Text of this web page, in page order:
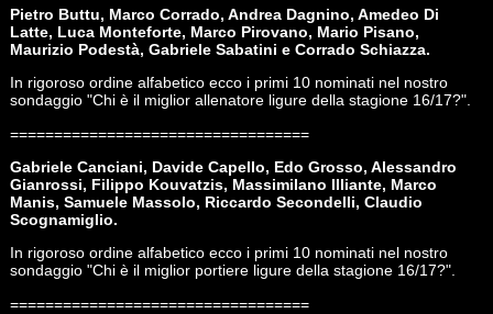
Pietro Buttu, Marco Corrado, Andrea Dagnino, Amedeo Di
Latte, Luca Monteforte, Marco Pirovano, Mario Pisano,
Maurizio Podestà, Gabriele Sabatini e Corrado Schiazza.
In rigoroso ordine alfabetico ecco i primi 10 nominati nel nostro
sondaggio "Chi è il miglior allenatore ligure della stagione 16/17?".
==================================
Gabriele Canciani, Davide Capello, Edo Grosso, Alessandro
Gianrossi, Filippo Kouvatzis, Massimilano Illiante, Marco
Manis, Samuele Massolo, Riccardo Secondelli, Claudio
Scognamiglio.
In rigoroso ordine alfabetico ecco i primi 10 nominati nel nostro
sondaggio "Chi è il miglior portiere ligure della stagione 16/17?".
==================================